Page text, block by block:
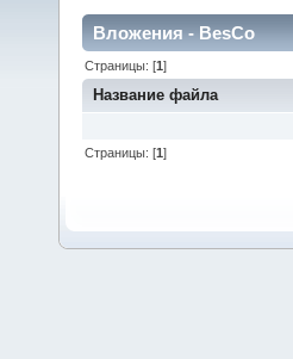
Вложения - BesCo
Страницы: [1]
Название файла
Страницы: [1]